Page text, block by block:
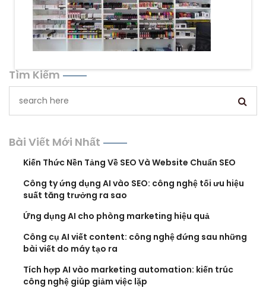
Tìm Kiếm
Bài Viết Mới Nhất
Kiến Thức Nền Tảng Về SEO Và Website Chuẩn SEO
Công ty ứng dụng AI vào SEO: công nghệ tối ưu hiệu
suất tăng trưởng ra sao
Ứng dụng AI cho phòng marketing hiệu quả
Công cụ AI viết content: công nghệ đứng sau những
bài viết do máy tạo ra
Tích hợp AI vào marketing automation: kiến trúc
công nghệ giúp giảm việc lặp